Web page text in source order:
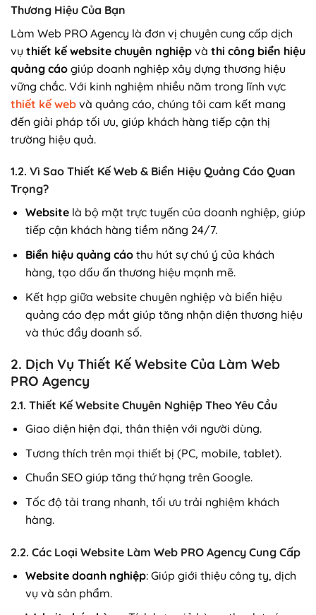
Thương Hiệu Của Bạn
Làm Web PRO Agency là đơn vị chuyên cung cấp dịch
vụ thiết kế website chuyên nghiệp và thi công biển hiệu
quảng cáo giúp doanh nghiệp xây dựng thương hiệu
vững chắc. Với kinh nghiệm nhiều năm trong lĩnh vực
thiết kế web và quảng cáo, chúng tôi cam kết mang
đến giải pháp tối ưu, giúp khách hàng tiếp cận thị
trường hiệu quả.
1.2. Vì Sao Thiết Kế Web & Biển Hiệu Quảng Cáo Quan
Trọng?
Websitelà bộ mặt trực tuyến của doanh nghiệp, giúp
tiếp cận khách hàng tiềm năng 24/7.
Biển hiệu quảng cáothu hút sự chú ý của khách
hàng, tạo dấu ấn thương hiệu mạnh mẽ.
Kết hợp giữa website chuyên nghiệp và biển hiệu
quảng cáo đẹp mắt giúp tăng nhận diện thương hiệu
và thúc đẩy doanh số.
2. Dịch Vụ Thiết Kế Website Của Làm Web
PRO Agency
2.1. Thiết Kế Website Chuyên Nghiệp Theo Yêu Cầu
Giao diện hiện đại, thân thiện với người dùng.
Tương thích trên mọi thiết bị (PC, mobile, tablet).
Chuẩn SEO giúp tăng thứ hạng trên Google.
Tốc độ tải trang nhanh, tối ưu trải nghiệm khách
hàng.
2.2. Các Loại Website Làm Web PRO Agency Cung Cấp
Website doanh nghiệp: Giúp giới thiệu công ty, dịch
vụ và sản phẩm.